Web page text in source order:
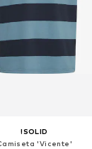
!SOLID
'Vicente'